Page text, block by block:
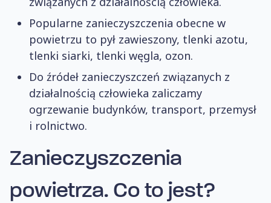
Popularne zanieczyszczenia obecne w
powietrzu to pył zawieszony, tlenki azotu,
tlenki siarki, tlenki węgla, ozon.
Do źródeł zanieczyszczeń związanych z
działalnością człowieka zaliczamy
ogrzewanie budynków, transport, przemysł
i rolnictwo.
Zanieczyszczenia
powietrza. Co to jest?